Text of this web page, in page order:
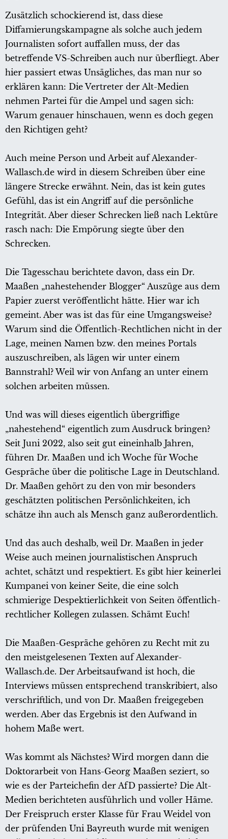
Zusätzlich schockierend ist, dass diese
Diffamierungskampagne als solche auch jedem
Journalisten sofort auffallen muss, der das
betreffende VS-Schreiben auch nur überfliegt. Aber
hier passiert etwas Unsägliches, das man nur so
erklären kann: Die Vertreter der Alt-Medien
nehmen Partei für die Ampel und sagen sich:
Warum genauer hinschauen, wenn es doch gegen
den Richtigen geht?
Auch meine Person und Arbeit auf Alexander-
Wallasch.de wird in diesem Schreiben über eine
längere Strecke erwähnt. Nein, das ist kein gutes
Gefühl, das ist ein Angriff auf die persönliche
Integrität. Aber dieser Schrecken ließ nach Lektüre
rasch nach: Die Empörung siegte über den
Schrecken.
Die Tagesschau berichtete davon, dass ein Dr.
Maaßen „nahestehender Blogger“ Auszüge aus dem
Papier zuerst veröffentlicht hätte. Hier war ich
gemeint. Aber was ist das für eine Umgangsweise?
Warum sind die Öffentlich-Rechtlichen nicht in der
Lage, meinen Namen bzw. den meines Portals
auszuschreiben, als lägen wir unter einem
Bannstrahl? Weil wir von Anfang an unter einem
solchen arbeiten müssen.
Und was will dieses eigentlich übergriffige
„nahestehend“ eigentlich zum Ausdruck bringen?
Seit Juni 2022, also seit gut eineinhalb Jahren,
führen Dr. Maaßen und ich Woche für Woche
Gespräche über die politische Lage in Deutschland.
Dr. Maaßen gehört zu den von mir besonders
geschätzten politischen Persönlichkeiten, ich
schätze ihn auch als Mensch ganz außerordentlich.
Und das auch deshalb, weil Dr. Maaßen in jeder
Weise auch meinen journalistischen Anspruch
achtet, schätzt und respektiert. Es gibt hier keinerlei
Kumpanei von keiner Seite, die eine solch
schmierige Despektierlichkeit von Seiten öffentlich-
rechtlicher Kollegen zulassen. Schämt Euch!
Die Maaßen-Gespräche gehören zu Recht mit zu
den meistgelesenen Texten auf Alexander-
Wallasch.de. Der Arbeitsaufwand ist hoch, die
Interviews müssen entsprechend transkribiert, also
verschriftlich, und von Dr. Maaßen freigegeben
werden. Aber das Ergebnis ist den Aufwand in
hohem Maße wert.
Was kommt als Nächstes? Wird morgen dann die
Doktorarbeit von Hans-Georg Maaßen seziert, so
wie es der Parteichefin der AfD passierte? Die Alt-
Medien berichteten ausführlich und voller Häme.
Der Freispruch erster Klasse für Frau Weidel von
der prüfenden Uni Bayreuth wurde mit wenigen